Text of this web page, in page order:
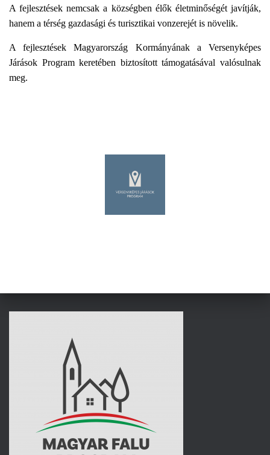
A fejlesztések nemcsak a községben élők életminőségét javítják,
hanem a térség gazdasági és turisztikai vonzerejét is növelik.
A fejlesztések Magyarország Kormányának a Versenyképes
Járások Program keretében biztosított támogatásával valósulnak
meg.